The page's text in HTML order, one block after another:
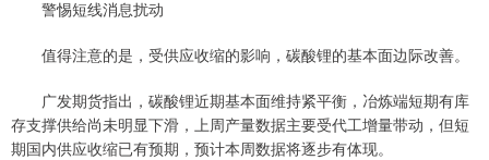
警惕短线消息扰动
值得注意的是，受供应收缩的影响，碳酸锂的基本面边际改善。
广发期货指出，碳酸锂近期基本面维持紧平衡，冶炼端短期有库
存支撑供给尚未明显下滑，上周产量数据主要受代工增量带动，但短
期国内供应收缩已有预期，预计本周数据将逐步有体现。